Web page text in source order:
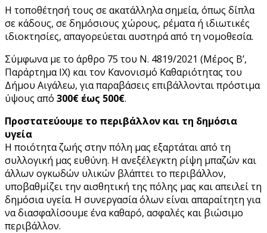
Η τοποθέτησή τους σε ακατάλληλα σημεία, όπως δίπλα
σε κάδους, σε δημόσιους χώρους, ρέματα ή ιδιωτικές
ιδιοκτησίες, απαγορεύεται αυστηρά από τη νομοθεσία.
Σύμφωνα με το άρθρο 75 του Ν. 4819/2021 (Μέρος Β’,
Παράρτημα ΙΧ) και τον Κανονισμό Καθαριότητας του
Δήμου Αιγάλεω, για παραβάσεις επιβάλλονται πρόστιμα
ύψους από 300€ έως 500€.
Προστατεύουμε το περιβάλλον και τη δημόσια
υγεία
Η ποιότητα ζωής στην πόλη μας εξαρτάται από τη
συλλογική μας ευθύνη. Η ανεξέλεγκτη ρίψη μπαζών και
άλλων ογκωδών υλικών βλάπτει το περιβάλλον,
υποβαθμίζει την αισθητική της πόλης μας και απειλεί τη
δημόσια υγεία. Η συνεργασία όλων είναι απαραίτητη για
να διασφαλίσουμε ένα καθαρό, ασφαλές και βιώσιμο
περιβάλλον.